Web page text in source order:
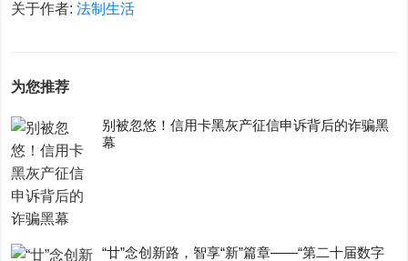
关于作者:法制生活
为您推荐
别被忽悠！信用卡黑灰产征信申诉背后的诈骗黑
幕
“廿”念创新路，智享“新”篇章——“第二十届数字